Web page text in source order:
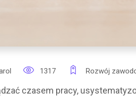
1317 Rozwój
czasem pracy,